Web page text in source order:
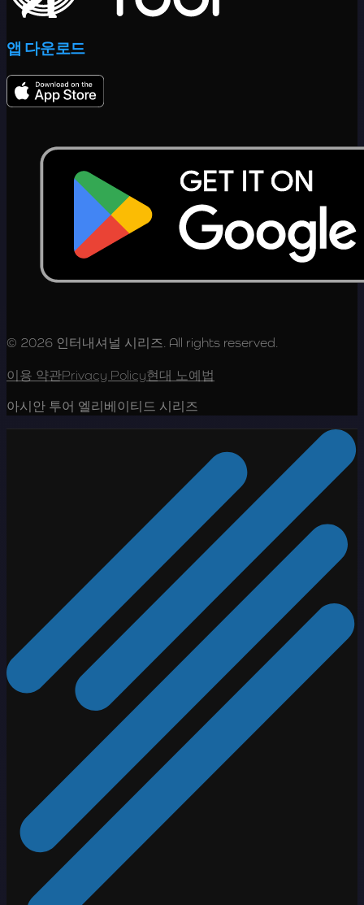
앱 다운로드
© 2026 인터내셔널 시리즈. All rights reserved.
이용 약관Privacy Policy현대 노예법
아시안 투어 엘리베이티드 시리즈